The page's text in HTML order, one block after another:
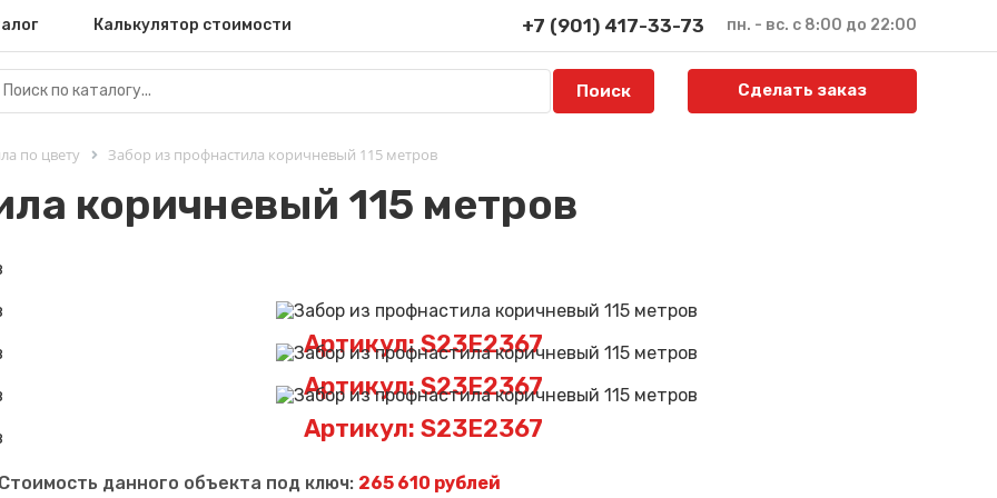
Калькулятор стоимости +7 (901) 417-33-73 пн. - вс. с 8:00 до 22:00
Сделать заказ
по цвету Забор из профнастила коричневый 115 метров
коричневый 115 метров
Артикул: S23E2367
Артикул: S23E2367
Артикул: S23E2367
Стоимость данного объекта под ключ: 265 610 рублей